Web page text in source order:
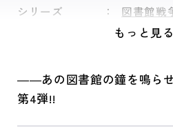
シリーズ
図書館戦
もっと見る
――あの図書館の鐘を鳴ら
第4弾!!